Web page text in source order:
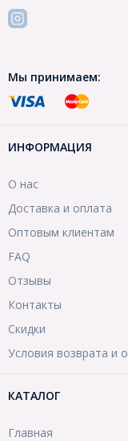
Мы принимаем:
ИНФОРМАЦИЯ
О нас
Доставка и оплата
Оптовым клиентам
FAQ
Отзывы
Контакты
Скидки
Условия возврата и
КАТАЛОГ
Главная